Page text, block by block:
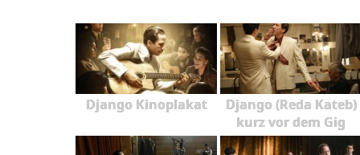
Django Kinoplakat
Django (Reda Kateb)
kurz vor dem Gig